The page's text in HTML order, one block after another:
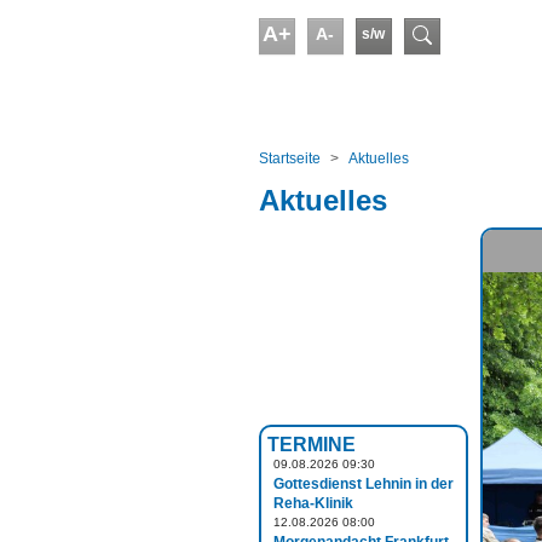
A+ A- s/w
Startseite
Aktuelles
Aktuelles
TERMINE
09.08.2026 09:30
Gottesdienst Lehnin in der
Reha-Klinik
12.08.2026 08:00